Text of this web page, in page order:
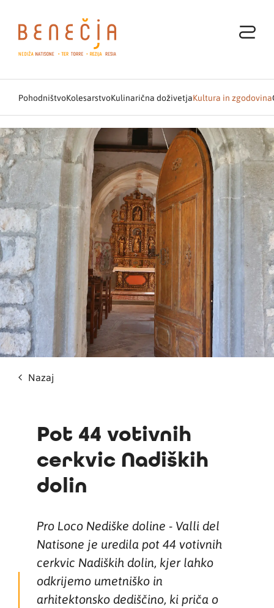
PohodništvoKolesarstvoKulinarična doživetjaKultura in zgodovina
Nazaj
Pot 44 votivnih
cerkvic Nadiških
dolin
Pro Loco Nediške doline - Valli del
Natisone je uredila pot 44 votivnih
cerkvic Nadiških dolin, kjer lahko
odkrijemo umetniško in
arhitektonsko dediščino, ki priča o